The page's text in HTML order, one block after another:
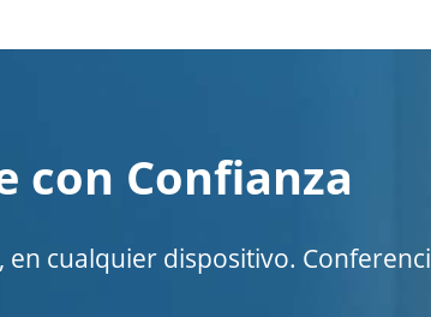
con Confianza
en cualquier dispositivo.